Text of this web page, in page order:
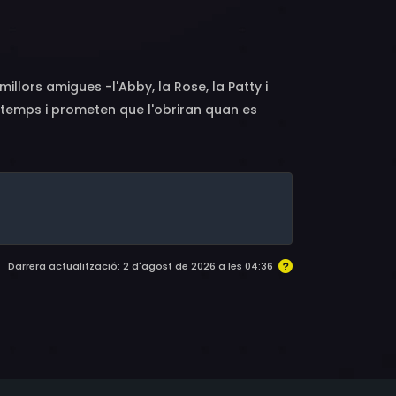
amigues -l'Abby, la Rose, la Patty i
i prometen que l'obriran quan es
i les noies, commocionades, aviat
tornen al poble per la trobada
els va deixar unes quantes pistes perquè
la promesa que li van fer a l'Abby,
s'hi acosta, més s'adona que la mort de
molt més greus del que es pensava.
Darrera actualització: 2 d'agost de 2026 a les 04:36